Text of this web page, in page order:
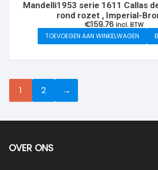
Mandelli1953 serie 1611 Callas
rond rozet , Imperial-
€159.76 incl. BTW
TOEVOEGEN AAN WINKELWAGEN
1 2 →
OVER ONS